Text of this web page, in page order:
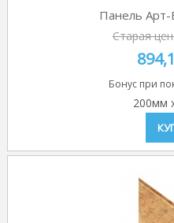
Панель Арт-
Старая
Бонус при
200мм